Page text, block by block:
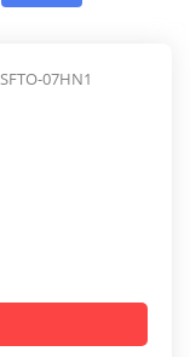
SFTO-07HN1